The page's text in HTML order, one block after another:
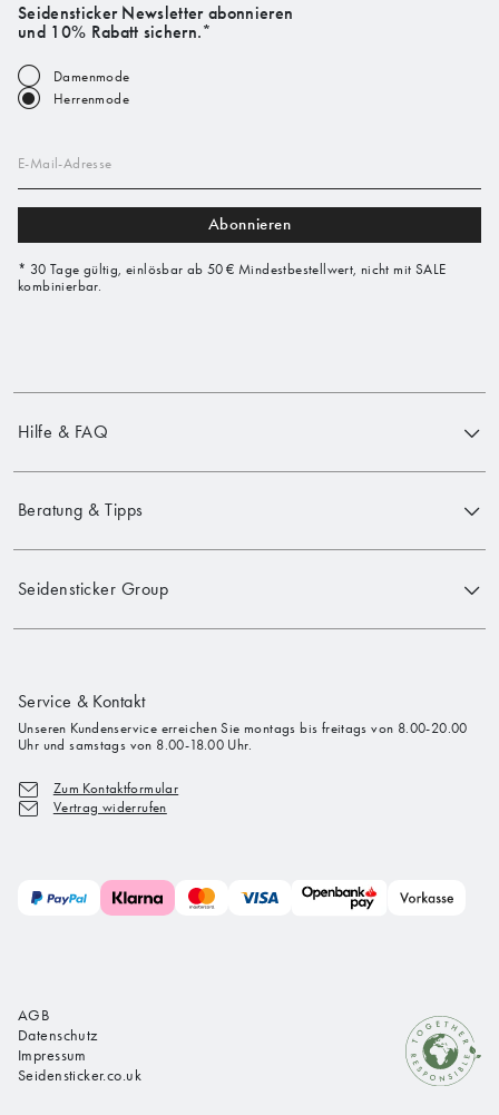
Seidensticker Newsletter abonnieren
und 10% Rabatt sichern.*
Damenmode
Herrenmode
E-Mail-Adresse
Abonnieren
* 30 Tage gültig, einlösbar ab 50 € Mindestbestellwert, nicht mit SALE
kombinierbar.
Hilfe & FAQ
Beratung & Tipps
Seidensticker Group
Service & Kontakt
Unseren Kundenservice erreichen Sie montags bis freitags von 8.00-20.00
Uhr und samstags von 8.00-18.00 Uhr.
Zum Kontaktformular
Vertrag widerrufen
AGB
Datenschutz
Impressum
Seidensticker.co.uk